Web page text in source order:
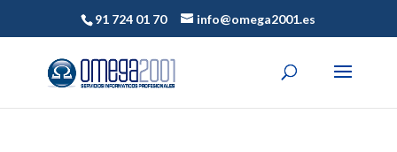
91 724 01 70 info@omega2001.es